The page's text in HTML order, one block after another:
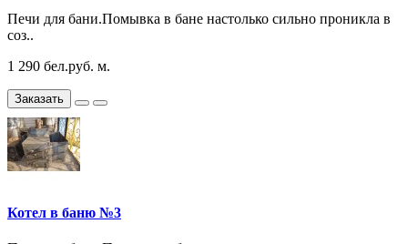
Печи для бани.Помывка в бане настолько сильно проникла в
соз..
1 290 бел.руб. м.
Заказать
Котел в баню №3